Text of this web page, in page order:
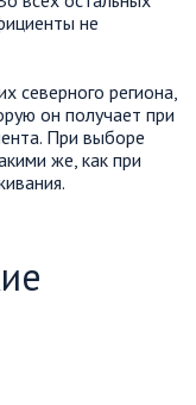
не
северного региона,
он получает при
При выборе
же, как при